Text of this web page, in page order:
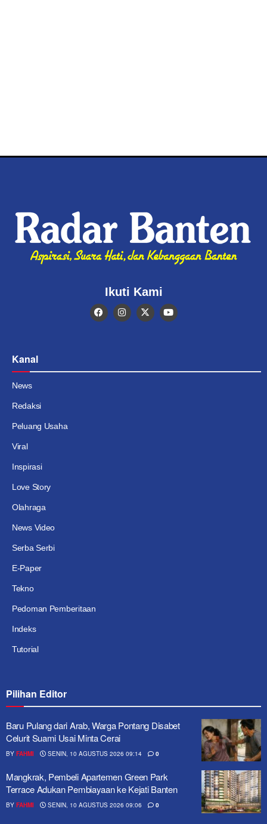
Ikuti Kami
Kanal
News
Redaksi
Peluang Usaha
Viral
Inspirasi
Love Story
Olahraga
News Video
Serba Serbi
E-Paper
Tekno
Pedoman Pemberitaan
Indeks
Tutorial
Pilihan Editor
Baru Pulang dari Arab, Warga Pontang Disabet
Celurit Suami Usai Minta Cerai
BY FAHMI SENIN, 10 AGUSTUS 2026 09:14 0
Mangkrak, Pembeli Apartemen Green Park
Terrace Adukan Pembiayaan ke Kejati Banten
BY FAHMI SENIN, 10 AGUSTUS 2026 09:06 0